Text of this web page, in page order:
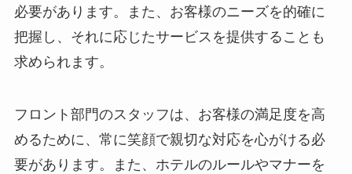
必要があります。また、お客様のニーズを的確に
把握し、それに応じたサービスを提供することも
求められます。
フロント部門のスタッフは、お客様の満足度を高
めるために、常に笑顔で親切な対応を心がける必
要があります。また、ホテルのルールやマナーを